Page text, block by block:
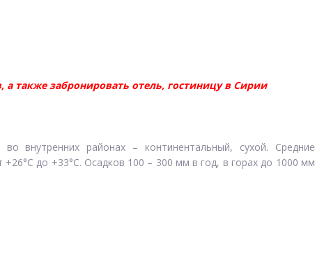
также забронировать отель, гостиницу в Сирии
во внутренних районах – континентальный, сухой. Средние
до +33°С. Осадков 100 – 300 мм в год, в горах до 1000 мм